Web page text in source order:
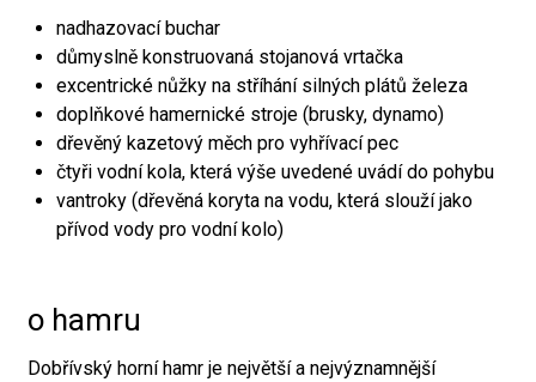
nadhazovací buchar
důmyslně konstruovaná stojanová vrtačka
excentrické nůžky na stříhání silných plátů železa
doplňkové hamernické stroje (brusky, dynamo)
dřevěný kazetový měch pro vyhřívací pec
čtyři vodní kola, která výše uvedené uvádí do pohybu
vantroky (dřevěná koryta na vodu, která slouží jako
přívod vody pro vodní kolo)
o hamru
Dobřívský horní hamr je největší a nejvýznamnější